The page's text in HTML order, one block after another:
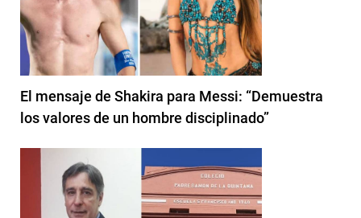
El mensaje de Shakira para Messi: “Demuestra
los valores de un hombre disciplinado”